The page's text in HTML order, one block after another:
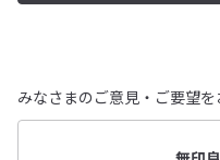
みなさまのご意見・ご要望を